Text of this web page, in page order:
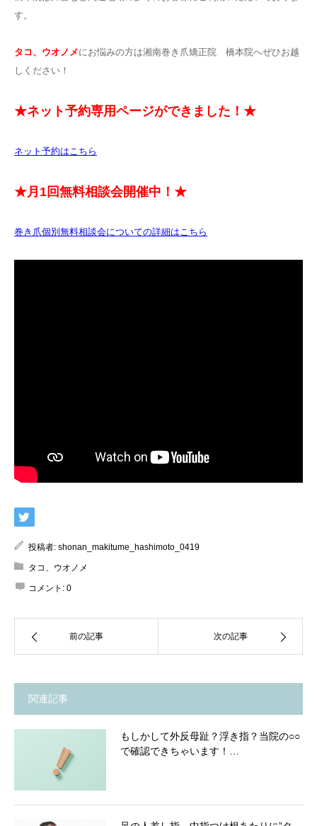
す。
タコ、ウオノメ にお悩みの方は湘南巻き爪矯正院 橋本院へぜひお越
しください！
★ネット予約専用ページができました！★
ネット予約はこちら
★月1回無料相談会開催中！★
巻き爪個別無料相談会についての詳細はこちら
投稿者: shonan_makitume_hashimoto_0419
タコ、ウオノメ
コメント: 0
前の記事 次の記事
関連記事
もしかして外反母趾？浮き指？当院の○○
で確認できちゃいます！…